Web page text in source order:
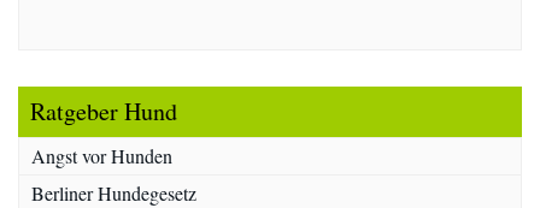
Ratgeber Hund
Angst vor Hunden
Berliner Hundegesetz